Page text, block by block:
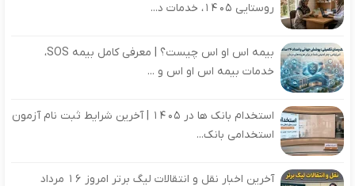
روستایی ۱۴۰۵، خدمات د...
بیمه اس او اس چیست؟ | معرفی کامل بیمه SOS،
خدمات بیمه اس او اس و ...
استخدام بانک ها در ۱۴۰۵ | آخرین شرایط ثبت نام آزمون
استخدامی بانک...
آخرین اخبار نقل و انتقالات لیگ برتر امروز 16 مرداد